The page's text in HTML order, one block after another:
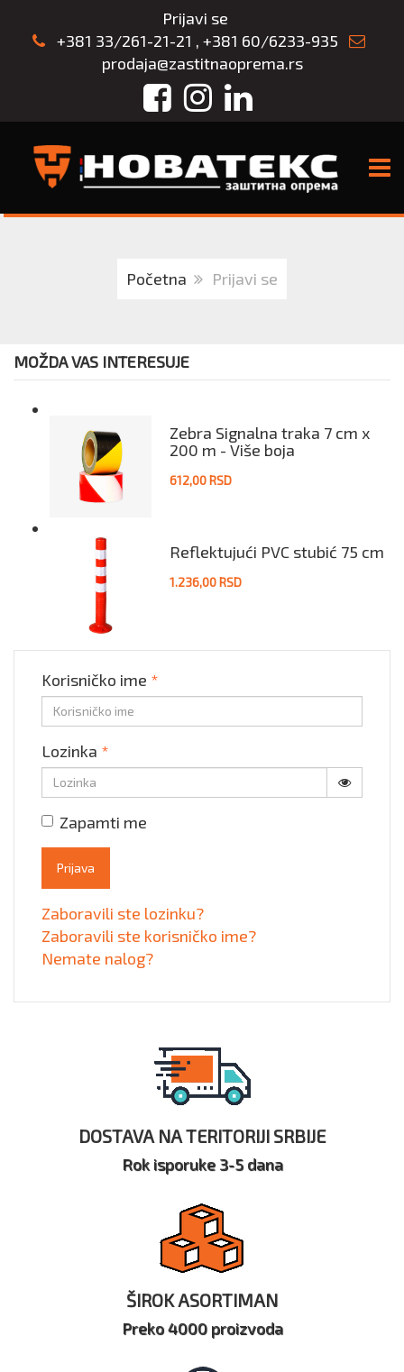
Prijavi se
+381 33/261-21-21 , +381 60/6233-935
prodaja@zastitnaoprema.rs
FacebookInstagram
LinkedIn
Početna Prijavi se
MOŽDA VAS INTERESUJE
Zebra Signalna traka 7 cm x
200 m - Više boja
612,00 RSD
Reflektujući PVC stubić 75 cm
1.236,00 RSD
Korisničko ime *
Lozinka *
Prikaži
Zapamti me
Prijava
Zaboravili ste lozinku?
Zaboravili ste korisničko ime?
Nemate nalog?
DOSTAVA NA TERITORIJI SRBIJE
Rok isporuke 3-5 dana
ŠIROK ASORTIMAN
Preko 4000 proizvoda